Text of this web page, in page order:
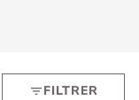
filter_listFILTRER